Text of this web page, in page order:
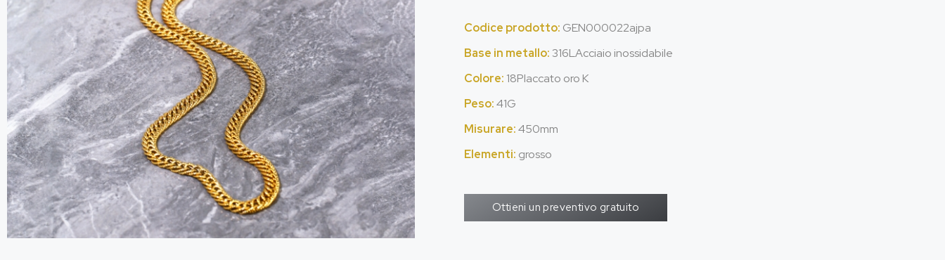
Codice prodotto: GEN000022ajpa
Base in metallo: 316LAcciaio inossidabile
Colore: 18Placcato oro K
Peso:41G
Misurare:450mm
Elementi: grosso
Ottieni un preventivo gratuito